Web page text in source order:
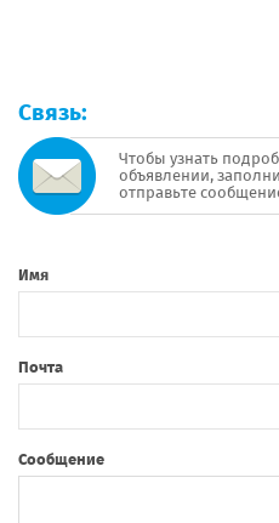
Связь:
Чтобы узнать
объявлении,
отправьте
Имя
Почта
Сообщение